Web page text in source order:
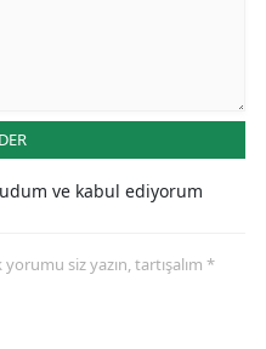
ve kabul ediyorum
siz yazın, tartışalım *